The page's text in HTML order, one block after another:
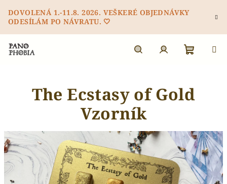
na
obsah
DOVOLENÁ 1.-11.8. 2026. VEŠKERÉ OBJEDNÁVKY
ODESÍLÁM PO NÁVRATU. 🤍
košík
The Ecstasy of Gold
Vzorník